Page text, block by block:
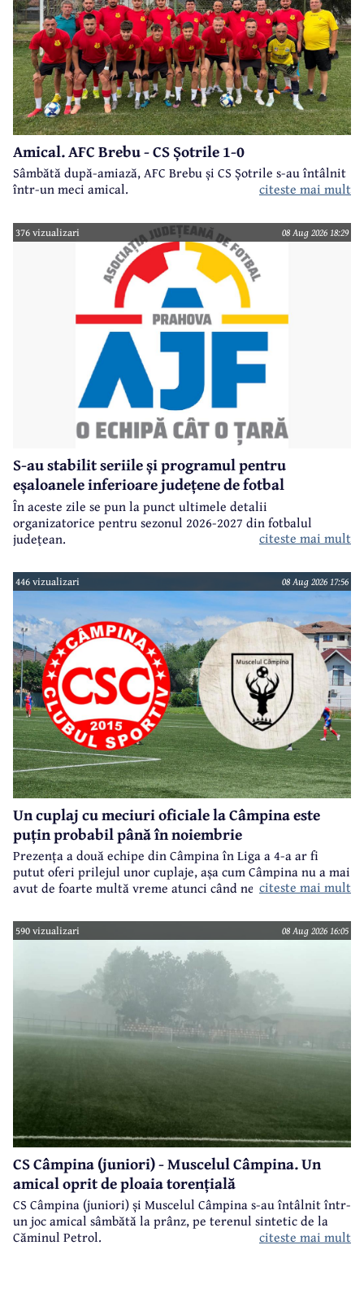
Amical. AFC Brebu - CS Șotrile 1-0
Sâmbătă după-amiază, AFC Brebu și CS Șotrile s-au întâlnit
într-un meci amical.
citeste mai mult
376 vizualizari 08 Aug 2026 18:29
S-au stabilit seriile și programul pentru
eșaloanele inferioare județene de fotbal
În aceste zile se pun la punct ultimele detalii
organizatorice pentru sezonul 2026-2027 din fotbalul
județean.
citeste mai mult
446 vizualizari 08 Aug 2026 17:56
Un cuplaj cu meciuri oficiale la Câmpina este
puțin probabil până în noiembrie
Prezența a două echipe din Câmpina în Liga a 4-a ar fi
putut oferi prilejul unor cuplaje, așa cum Câmpina nu a mai
avut de foarte multă vreme atunci când ne referim la
citeste mai mult
590 vizualizari 08 Aug 2026 16:05
CS Câmpina (juniori) - Muscelul Câmpina. Un
amical oprit de ploaia torențială
CS Câmpina (juniori) și Muscelul Câmpina s-au întâlnit într-
un joc amical sâmbătă la prânz, pe terenul sintetic de la
Căminul Petrol.
citeste mai mult